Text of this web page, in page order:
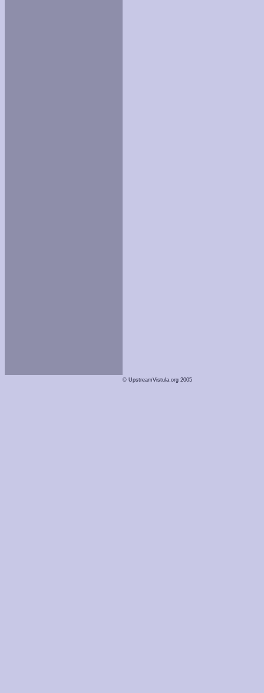
© UpstreamVistula.org 2005